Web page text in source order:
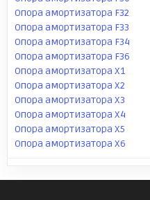
Опора амортизатора F32
Опора амортизатора F33
Опора амортизатора F34
Опора амортизатора F36
Опора амортизатора X1
Опора амортизатора X2
Опора амортизатора X3
Опора амортизатора X4
Опора амортизатора X5
Опора амортизатора X6